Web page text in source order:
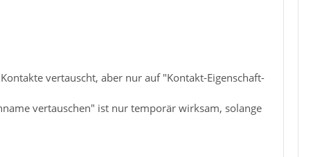
vertauscht, aber nur auf "Kontakt-Eigenschaft-
vertauschen" ist nur temporär wirksam, solange